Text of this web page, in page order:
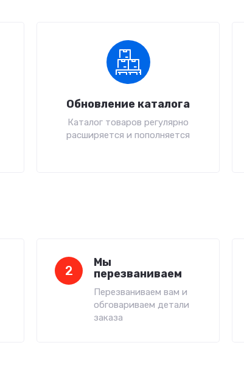
Обновление каталога
Каталог товаров регулярно
расширяется и пополняется
2
Мы
перезваниваем
Перезваниваем вам и
обговариваем детали
заказа